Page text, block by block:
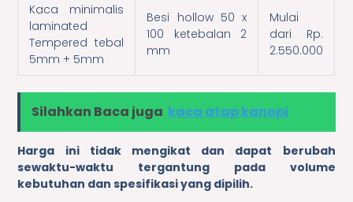
Kaca minimalis
laminated
Tempered tebal
5mm + 5mm
Besi hollow 50 x
100 ketebalan 2
mm
Mulai
dari Rp.
2.550.000
Silahkan Baca juga kaca atap kanopi
Harga ini tidak mengikat dan dapat berubah
sewaktu-waktu tergantung pada volume
kebutuhan dan spesifikasi yang dipilih.